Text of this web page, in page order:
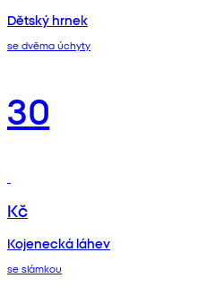
Dětský hrnek
se dvěma úchyty
30
Kč
Kojenecká láhev
se slámkou